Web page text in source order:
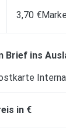
3,70
Brief ins
in €